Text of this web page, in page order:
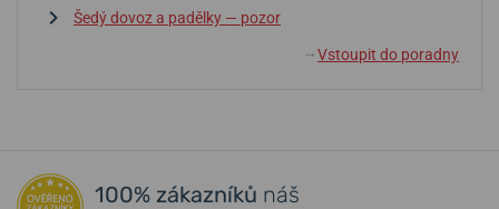
Šedý dovoz a padělky — pozor
↓ Vstoupit do poradny
100% zákazníků náš